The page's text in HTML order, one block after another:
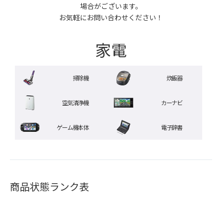
場合がございます。
お気軽にお問い合わせください！
家電
掃除機 炊飯器
空気清浄機 カーナビ
ゲーム機本体 電子辞書
商品状態ランク表